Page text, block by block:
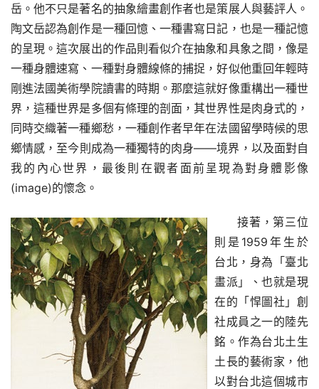
岳。他不只是著名的抽象繪畫創作者也是策展人與藝評人。
陶文岳認為創作是一種回憶、一種書寫日記，也是一種記憶
的呈現。這次展出的作品則看似介在抽象和具象之間，像是
一種身體速寫、一種對身體線條的捕捉，好似他重回年輕時
剛進法國美術學院讀書的時期。那麼這就好像重構出一種世
界，這種世界是多個有條理的剖面，其世界性是肉身式的，
同時交織著一種鄉愁，一種創作者早年在法國留學時候的思
鄉情感，至今則成為一種獨特的肉身——境界，以及面對自
我的內心世界，最後則在觀者面前呈現為對身體影像
(image)的懷念。
接著，第三位
則是1959年生於
台北，身為「臺北
畫派」、也就是現
在的「悍圖社」創
社成員之一的陸先
銘。作為台北土生
土長的藝術家，他
以對台北這個城市